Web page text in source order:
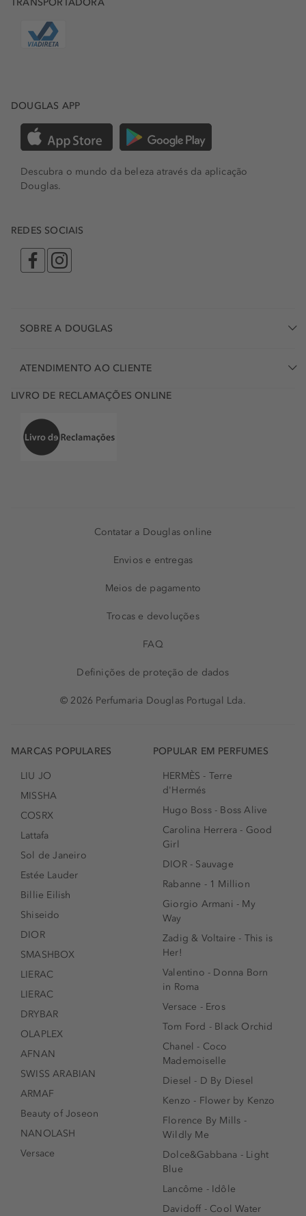
TRANSPORTADORA
DOUGLAS APP
Descubra o mundo da beleza através da aplicação
Douglas.
REDES SOCIAIS
SOBRE A DOUGLAS
ATENDIMENTO AO CLIENTE
LIVRO DE RECLAMAÇÕES ONLINE
Contatar a Douglas online
Envios e entregas
Meios de pagamento
Trocas e devoluções
FAQ
Definições de proteção de dados
© 2026 Perfumaria Douglas Portugal Lda.
MARCAS POPULARES
LIU JO
MISSHA
COSRX
Lattafa
Sol de Janeiro
Estée Lauder
Billie Eilish
Shiseido
DIOR
SMASHBOX
LIERAC
LIERAC
DRYBAR
OLAPLEX
AFNAN
SWISS ARABIAN
ARMAF
Beauty of Joseon
NANOLASH
Versace
POPULAR EM PERFUMES
HERMÈS - Terre
d'Hermés
Hugo Boss - Boss Alive
Carolina Herrera - Good
Girl
DIOR - Sauvage
Rabanne - 1 Million
Giorgio Armani - My
Way
Zadig & Voltaire - This is
Her!
Valentino - Donna Born
in Roma
Versace - Eros
Tom Ford - Black Orchid
Chanel - Coco
Mademoiselle
Diesel - D By Diesel
Kenzo - Flower by Kenzo
Florence By Mills -
Wildly Me
Dolce&Gabbana - Light
Blue
Lancôme - Idôle
Davidoff - Cool Water